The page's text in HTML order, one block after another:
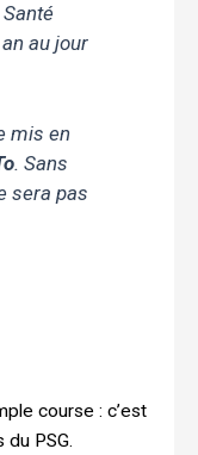
au jour
mis en
. Sans
sera pas
course : c’est
du PSG.